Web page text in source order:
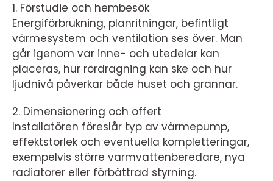
1. Förstudie och hembesök
Energiförbrukning, planritningar, befintligt
värmesystem och ventilation ses över. Man
går igenom var inne- och utedelar kan
placeras, hur rördragning kan ske och hur
ljudnivå påverkar både huset och grannar.
2. Dimensionering och offert
Installatören föreslår typ av värmepump,
effektstorlek och eventuella kompletteringar,
exempelvis större varmvattenberedare, nya
radiatorer eller förbättrad styrning.